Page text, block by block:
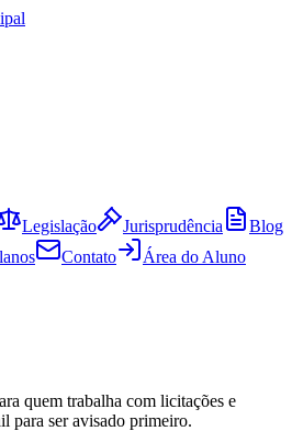
Legislação Jurisprudência
Blog
Contato Área do Aluno
quem trabalha com licitações e
para ser avisado primeiro.